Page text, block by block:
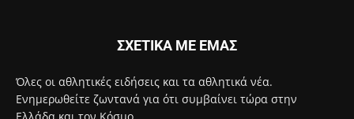
ΣΧΕΤΙΚΑ ΜΕ ΕΜΑΣ
Όλες οι αθλητικές ειδήσεις και τα αθλητικά νέα.
Ενημερωθείτε ζωντανά για ότι συμβαίνει τώρα στην